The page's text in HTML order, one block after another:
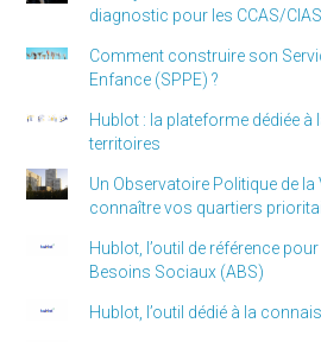
diagnostic pour les CCAS/CIAS
Comment construire son
Enfance (SPPE) ?
Hublot : la plateforme dédiée
territoires
Un Observatoire Politique de
connaître vos quartiers
Hublot, l’outil de référence
Besoins Sociaux (ABS)
Hublot, l’outil dédié à la